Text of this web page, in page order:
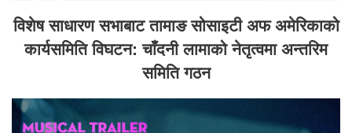
विशेष साधारण सभाबाट तामाङ सोसाइटी अफ अमेरिकाको
कार्यसमिति विघटन: चाँदनी लामाको नेतृत्वमा अन्तरिम
समिति गठन